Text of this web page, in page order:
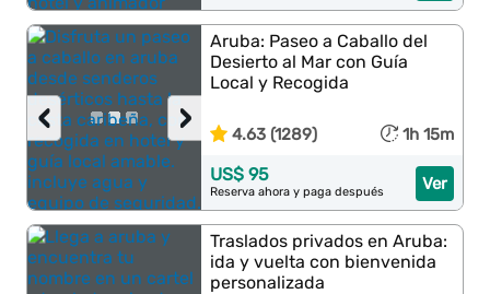
›
‹
Aruba: Paseo a Caballo del
Desierto al Mar con Guía
Local y Recogida
4.63 (1289) 1h 15m
Ver
US$ 95
Reserva ahora y paga después
Traslados privados en Aruba:
ida y vuelta con bienvenida
personalizada